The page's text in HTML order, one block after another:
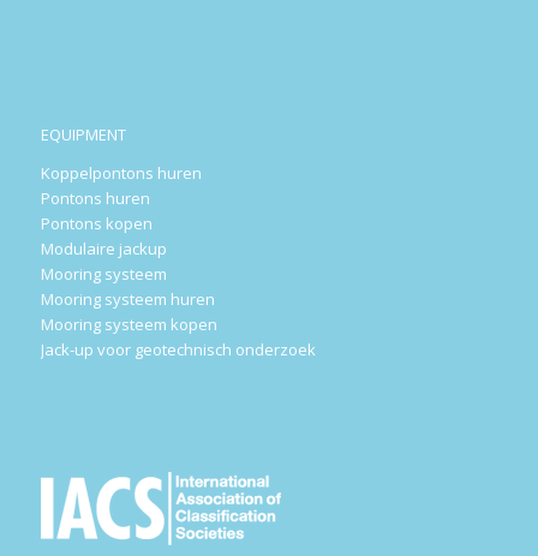
EQUIPMENT
Koppelpontons huren
Pontons huren
Pontons kopen
Modulaire jackup
Mooring systeem
Mooring systeem huren
Mooring systeem kopen
Jack-up voor geotechnisch onderzoek